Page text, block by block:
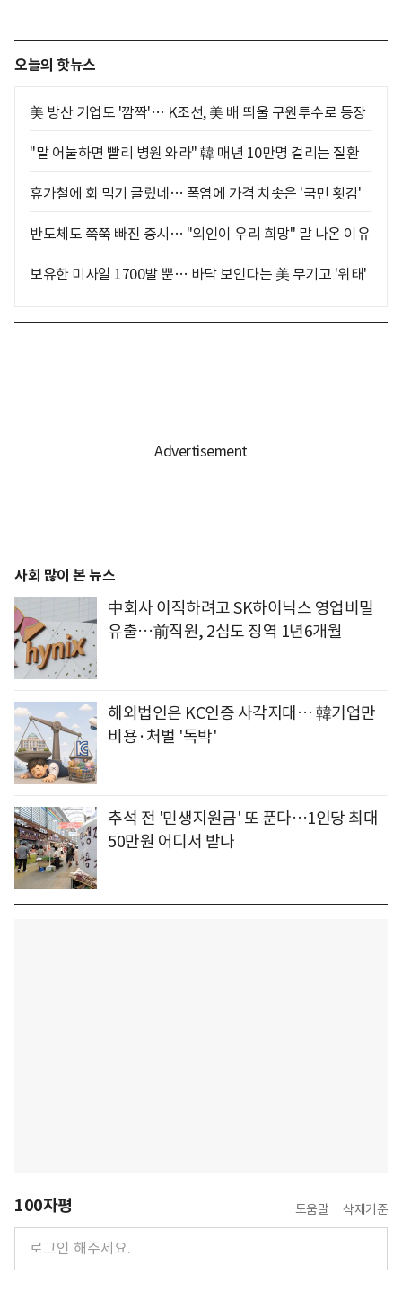
오늘의 핫뉴스
美 방산 기업도 '깜짝'… K조선, 美 배 띄울 구원투수로 등장
"말 어눌하면 빨리 병원 와라" 韓 매년 10만명 걸리는 질환
휴가철에 회 먹기 글렀네… 폭염에 가격 치솟은 '국민 횟감'
반도체도 쭉쭉 빠진 증시… "외인이 우리 희망" 말 나온 이유
보유한 미사일 1700발 뿐… 바닥 보인다는 美 무기고 '위태'
사회 많이 본 뉴스
中회사 이직하려고 SK하이닉스 영업비밀
유출…前직원, 2심도 징역 1년6개월
해외법인은 KC인증 사각지대… 韓기업만
비용·처벌 '독박'
추석 전 '민생지원금' 또 푼다…1인당 최대
50만원 어디서 받나
100자평 도움말 삭제기준